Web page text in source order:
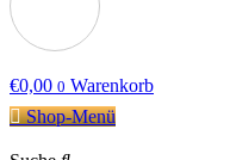
€0,00 0 Warenkorb
Shop-Menü